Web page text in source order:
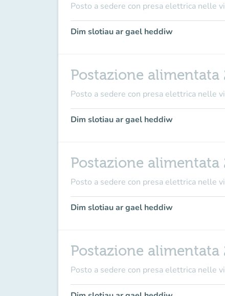
Posto a sedere con presa elettrica nelle
Dim slotiau ar gael heddiw
Postazione alimentata
Posto a sedere con presa elettrica nelle
Dim slotiau ar gael heddiw
Postazione alimentata
Posto a sedere con presa elettrica nelle
Dim slotiau ar gael heddiw
Postazione alimentata
Posto a sedere con presa elettrica nelle